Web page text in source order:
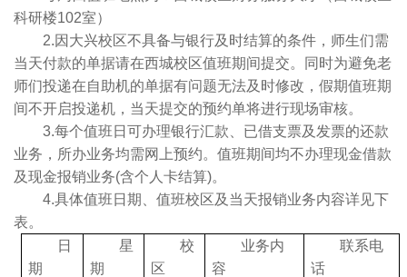
科研楼102室）
2.因大兴校区不具备与银行及时结算的条件，师生们需
当天付款的单据请在西城校区值班期间提交。同时为避免老
师们投递在自助机的单据有问题无法及时修改，假期值班期
间不开启投递机，当天提交的预约单将进行现场审核。
3.每个值班日可办理银行汇款、已借支票及发票的还款
业务，所办业务均需网上预约。值班期间均不办理现金借款
及现金报销业务(含个人卡结算)。
4.具体值班日期、值班校区及当天报销业务内容详见下
表。
日
期
星
期
校
区
业务内
容
联系电
话